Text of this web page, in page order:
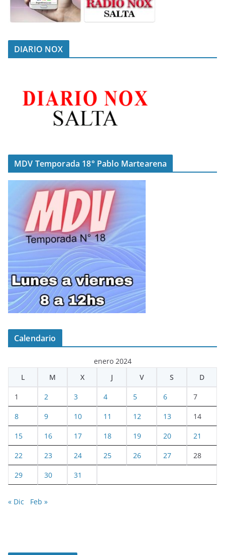
DIARIO NOX
MDV Temporada 18° Pablo Martearena
Calendario
enero 2024
L
M X J V S D
1 2 3 4 5 6 7
8 9 10 11 12 13 14
15 16 17 18 19 20 21
22 23 24 25 26 27 28
29 30 31
« Dic Feb »